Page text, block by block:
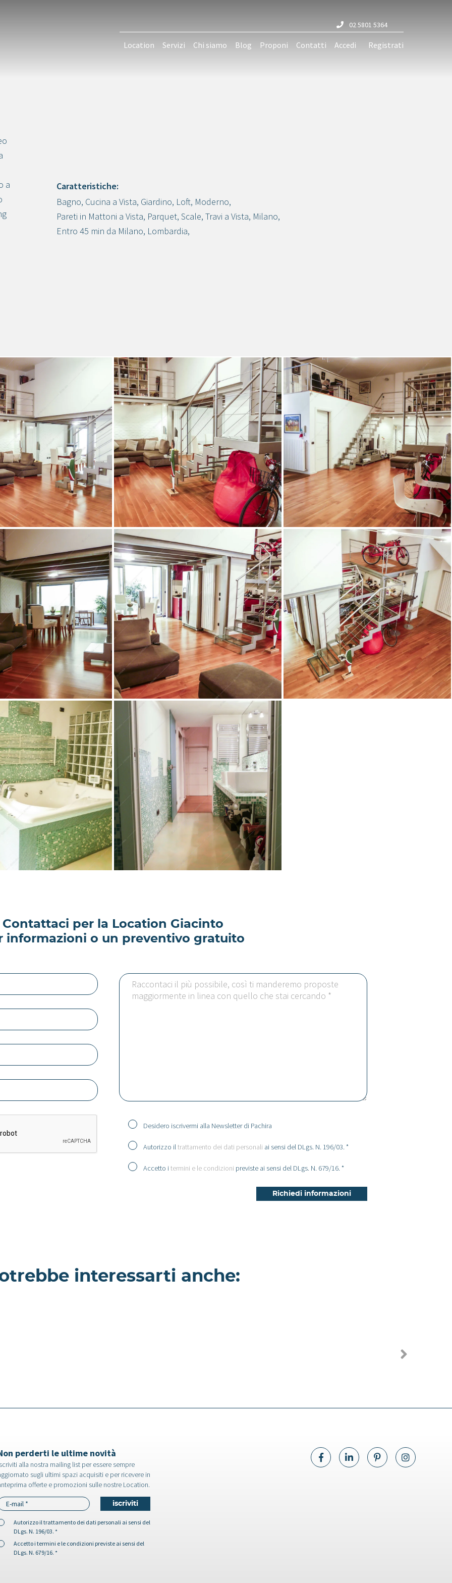
02 5801 5364
Location Servizi Chi siamo Blog Proponi Contatti Accedi Registrati
a
Crea progetto
Caratteristiche:
Bagno, Cucina a Vista, Giardino, Loft, Moderno,
Pareti in Mattoni a Vista, Parquet, Scale, Travi a Vista, Milano,
Entro 45 min da Milano, Lombardia,
Contattaci per la Location Giacinto
informazioni o un preventivo gratuito
Desidero iscrivermi alla Newsletter di Pachira
Autorizzo iltrattamento dei dati personali ai sensi del DLgs. N. 196/03. *
Accetto itermini e le condizioni previste ai sensi del DLgs. N. 679/16. *
interessarti anche:
perderti le ultime novità
alla nostra mailing list per essere sempre
sugli ultimi spazi acquisiti e per ricevere in
offerte e promozioni sulle nostre Location.
Autorizzo il trattamento dei dati personali ai sensi del
DLgs. N. 196/03. *
Accetto i termini e le condizioni previste ai sensi del
DLgs. N. 679/16. *